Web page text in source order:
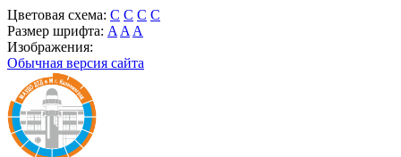
Цветовая схема: C C C C
Размер шрифта: A A A
Изображения:
Обычная версия сайта